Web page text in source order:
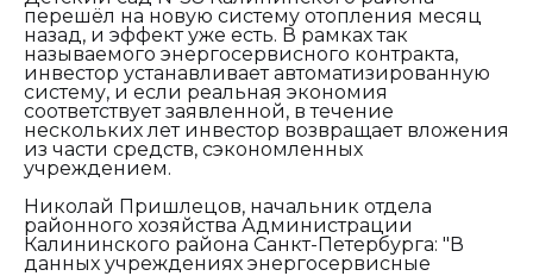
перешёл на новую систему отопления месяц
назад, и эффект уже есть. В рамках так
называемого энергосервисного контракта,
инвестор устанавливает автоматизированную
систему, и если реальная экономия
соответствует заявленной, в течение
нескольких лет инвестор возвращает вложения
из части средств, сэкономленных
учреждением.
Николай Пришлецов, начальник отдела
районного хозяйства Администрации
Калининского района Санкт-Петербурга: "В
данных учреждениях энергосервисные